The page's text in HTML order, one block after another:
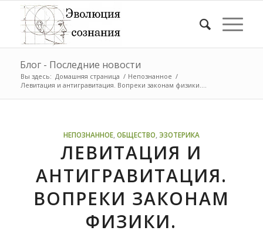
Блог - Последние новости
Вы здесь: Домашняя страница / Непознанное /
Левитация и антигравитация. Вопреки законам физики....
НЕПОЗНАННОЕ, ОБЩЕСТВО ЭЗОТЕРИКА
ЛЕВИТАЦИЯ И
АНТИГРАВИТАЦИЯ.
ВОПРЕКИ ЗАКОНАМ
ФИЗИКИ.